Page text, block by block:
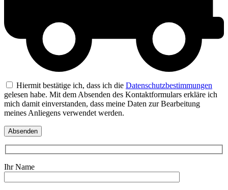
Hiermit bestätige ich, dass ich die Datenschutzbestimmungen
gelesen habe. Mit dem Absenden des Kontaktformulars erkläre ich
mich damit einverstanden, dass meine Daten zur Bearbeitung
meines Anliegens verwendet werden.
Ihr Name